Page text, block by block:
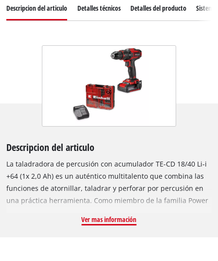
Descripcion del articulo Detalles técnicos Detalles del producto
Descripcion del articulo
La taladradora de percusión con acumulador TE-CD 18/40 Li-i
+64 (1x 2,0 Ah) es un auténtico multitalento que combina las
funciones de atornillar, taladrar y perforar por percusión en
una práctica herramienta. Como miembro de la familia Power
cualquier batería de la serie de productos. La caja de cambios
Ver mas información